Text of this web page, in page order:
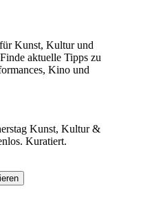
Österreichs
bildender
Jahre Frauen an der
einem Vorstand aus
dem Start eines 3
das bis Anfang
bildenden Künste Wien
Künstlerinnen zu fördern
wirtschaftlichen
Zeit einzutreten, in der
Akademie der bildenden
Kunst, Kultur und
aktuelle Tipps zu
Kino und
Kunst, Kultur &
Kuratiert.